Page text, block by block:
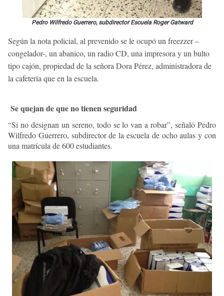
Pedro Wilfredo Guerrero, subdirector Escuela Roger Gatward
Según la nota policial, al prevenido se le ocupó un freezzer –
congelador-, un abanico, un radio CD, una impresora y un bulto
tipo cajón, propiedad de la señora Dora Pérez, administradora de
la cafetería que en la escuela.
Se quejan de que no tienen seguridad
“Si no designan un sereno, todo se lo van a robar”, señaló Pedro
Wilfredo Guerrero, subdirector de la escuela de ocho aulas y con
una matrícula de 600 estudiantes.